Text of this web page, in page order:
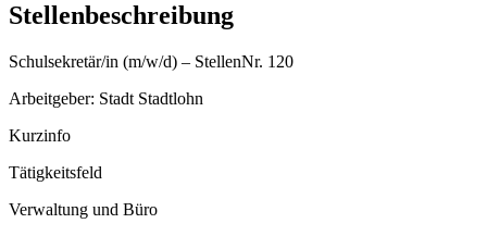
Stellenbeschreibung
Schulsekretär/in (m/w/d) – StellenNr. 120
Arbeitgeber: Stadt Stadtlohn
Kurzinfo
Tätigkeitsfeld
Verwaltung und Büro